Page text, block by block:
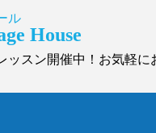
ル
House
ッスン開催中！お気軽に